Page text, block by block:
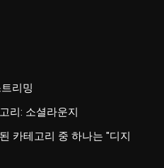
리밍
리: 소셜라운지
카테고리 중 하나는 "디지